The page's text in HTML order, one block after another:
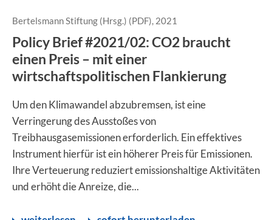
Bertelsmann Stiftung (Hrsg.) (PDF), 2021
Policy Brief #2021/02: CO2 braucht
einen Preis – mit einer
wirtschaftspolitischen Flankierung
Um den Klimawandel abzubremsen, ist eine
Verringerung des Ausstoßes von
Treibhausgasemissionen erforderlich. Ein effektives
Instrument hierfür ist ein höherer Preis für Emissionen.
Ihre Verteuerung reduziert emissionshaltige Aktivitäten
und erhöht die Anreize, die...